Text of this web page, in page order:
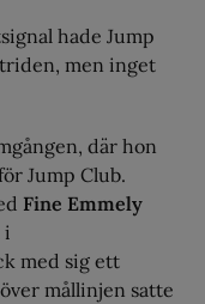
hade Jump
men inget
där hon
Jump Club.
Fine Emmely
i
med sig ett
mållinjen satte